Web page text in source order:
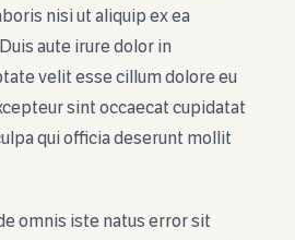
nisi ut aliquip ex ea
aute irure dolor in
velit esse cillum dolore eu
sint occaecat cupidatat
qui officia deserunt mollit
omnis iste natus error sit